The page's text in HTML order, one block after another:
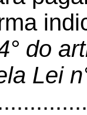
do
Lei